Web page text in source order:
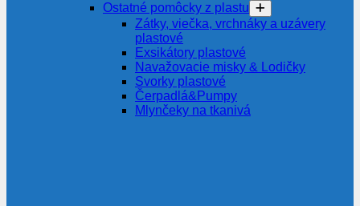
Ostatné pomôcky z plastu
Zátky, viečka, vrchnáky a uzávery
plastové
Exsikátory plastové
Navažovacie misky & Lodičky
Svorky plastové
Čerpadlá&Pumpy
Mlynčeky na tkanivá